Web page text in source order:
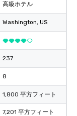
高級ホテル
Washington, US
237
8
1,800 平方フィート
7,201 平方フィート